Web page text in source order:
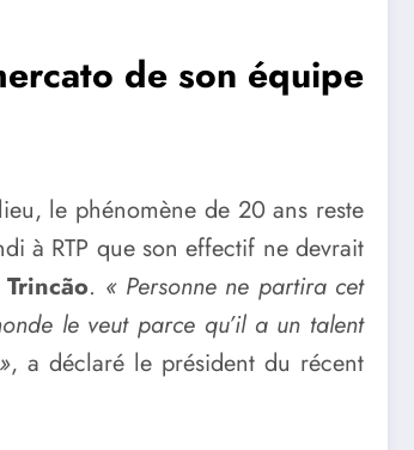
de son équipe
le phénomène de 20 ans reste
à RTP que son effectif ne devrait
. « Personne ne partira cet
le veut parce qu’il a un talent
, a déclaré le président du récent